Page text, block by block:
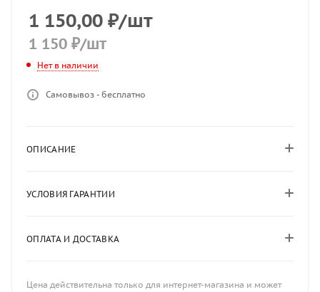
1 150,00 ₽/шт
1 150 ₽/шт
Нет в наличии
Самовывоз - бесплатно
ОПИСАНИЕ
УСЛОВИЯ ГАРАНТИИ
ОПЛАТА И ДОСТАВКА
Цена действительна только для интернет-магазина и может